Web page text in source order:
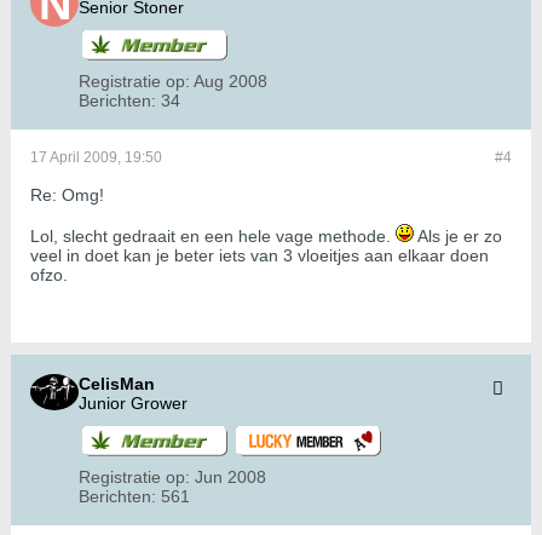
Senior Stoner
Registratie op: Aug 2008
Berichten: 34
#4
17 April 2009, 19:50
Re: Omg!
Lol, slecht gedraait en een hele vage methode.
Als je er zo
veel in doet kan je beter iets van 3 vloeitjes aan elkaar doen
ofzo.
CelisMan
Junior Grower
Registratie op: Jun 2008
Berichten: 561